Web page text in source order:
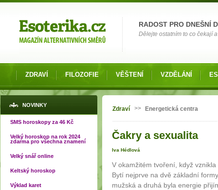
RADOST PRO DNEŠNÍ
Dělejte ostatním to co čekají
ZDRAVÍ FILOZOFIE VĚŠTENÍ VZDĚLÁNÍ
NOVINKY
SMS horoskopy za 46 Kč
Velký horoskop na rok 2024
zdarma pro všechna znamení
Velký snář online
Keltský horoskop
Výklad karet
Jste zde
Zdraví >> Energetická centra
Čakry a sexualita
Iva Hédlová
V okamžitém tvoření, když
Bytí nejprve na dvě základní
mužská a druhá byla energie